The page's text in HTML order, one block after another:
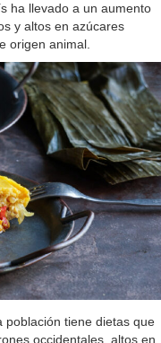
ha llevado a un aumento
y altos en azúcares
origen animal.
población tiene dietas que
occidentales, altos en